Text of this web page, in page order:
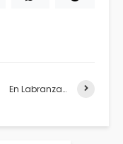
En Labranza…